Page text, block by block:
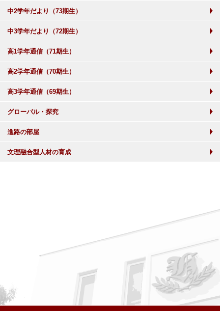
中2学年だより（73期生）
中3学年だより（72期生）
高1学年通信（71期生）
高2学年通信（70期生）
高3学年通信（69期生）
グローバル・探究
進路の部屋
文理融合型人材の育成